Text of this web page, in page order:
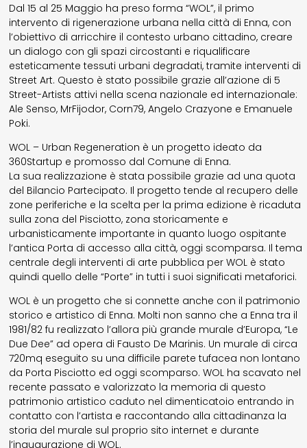
Dal 15 al 25 Maggio ha preso forma “WOL”, il primo
intervento di rigenerazione urbana nella città di Enna, con
l’obiettivo di arricchire il contesto urbano cittadino, creare
un dialogo con gli spazi circostanti e riqualificare
esteticamente tessuti urbani degradati, tramite interventi di
Street Art. Questo è stato possibile grazie all’azione di 5
Street-Artists attivi nella scena nazionale ed internazionale:
Ale Senso, MrFijodor, Corn79, Angelo Crazyone e Emanuele
Poki.
WOL – Urban Regeneration è un progetto ideato da
360Startup e promosso dal Comune di Enna.
La sua realizzazione è stata possibile grazie ad una quota
del Bilancio Partecipato. Il progetto tende al recupero delle
zone periferiche e la scelta per la prima edizione è ricaduta
sulla zona del Pisciotto, zona storicamente e
urbanisticamente importante in quanto luogo ospitante
l’antica Porta di accesso alla città, oggi scomparsa. Il tema
centrale degli interventi di arte pubblica per WOL è stato
quindi quello delle “Porte” in tutti i suoi significati metaforici.
WOL è un progetto che si connette anche con il patrimonio
storico e artistico di Enna. Molti non sanno che a Enna tra il
1981/82 fu realizzato l’allora più grande murale d’Europa, “Le
Due Dee” ad opera di Fausto De Marinis. Un murale di circa
720mq eseguito su una difficile parete tufacea non lontano
da Porta Pisciotto ed oggi scomparso. WOL ha scavato nel
recente passato e valorizzato la memoria di questo
patrimonio artistico caduto nel dimenticatoio entrando in
contatto con l’artista e raccontando alla cittadinanza la
storia del murale sul proprio sito internet e durante
l’inaugurazione di WOL.